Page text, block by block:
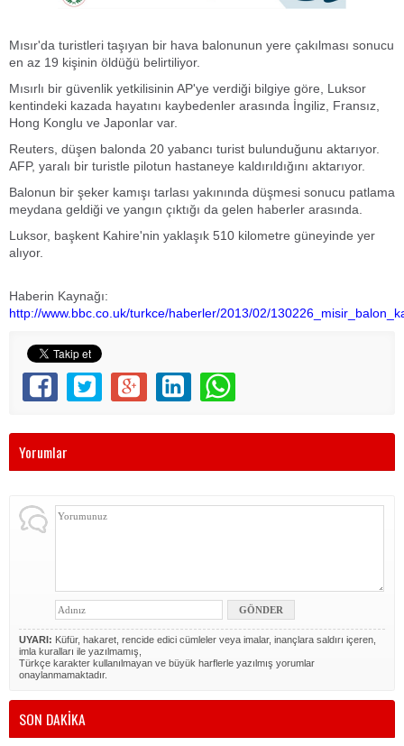
Mısır'da turistleri taşıyan bir hava balonunun yere çakılması sonucu
en az 19 kişinin öldüğü belirtiliyor.
Mısırlı bir güvenlik yetkilisinin AP'ye verdiği bilgiye göre, Luksor
kentindeki kazada hayatını kaybedenler arasında İngiliz, Fransız,
Hong Konglu ve Japonlar var.
Reuters, düşen balonda 20 yabancı turist bulunduğunu aktarıyor.
AFP, yaralı bir turistle pilotun hastaneye kaldırıldığını aktarıyor.
Balonun bir şeker kamışı tarlası yakınında düşmesi sonucu patlama
meydana geldiği ve yangın çıktığı da gelen haberler arasında.
Luksor, başkent Kahire'nin yaklaşık 510 kilometre güneyinde yer
alıyor.
Haberin Kaynağı:
http://www.bbc.co.uk/turkce/haberler/2013/02/
Yorumlar
UYARI: Küfür, hakaret, rencide edici cümleler veya imalar, inançlara saldırı içeren,
imla kuralları ile yazılmamış,
Türkçe karakter kullanılmayan ve büyük harflerle yazılmış yorumlar
onaylanmamaktadır.
SON DAKİKA